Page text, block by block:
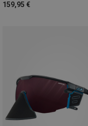
159,95 €